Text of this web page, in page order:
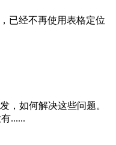
已经不再使用表格定位
，如何解决这些问题。
......